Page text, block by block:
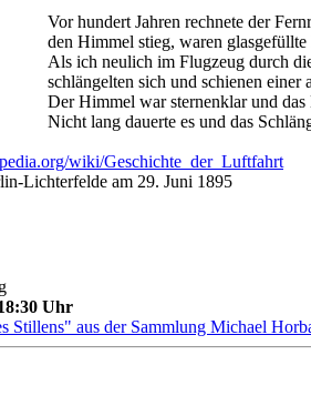
Vor hundert Jahren rechnete der
den Himmel stieg, waren
Als ich neulich im Flugzeug durch
schlängelten sich und schienen einer
Der Himmel war sternenklar und
Nicht lang dauerte es und das
wiki/Geschichte_der_Luftfahrt
Lichterfelde am 29. Juni 1895
Uhr
Stillens" aus der Sammlung Michael